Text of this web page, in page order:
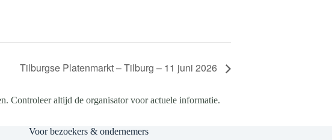
Tilburgse Platenmarkt – Tilburg – 11 juni 2026
Controleer altijd de organisator voor actuele informatie.
Voor bezoekers & ondernemers